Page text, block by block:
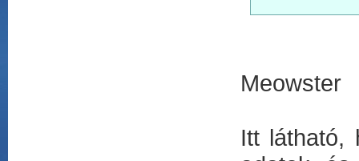
Meowster
Itt látható,